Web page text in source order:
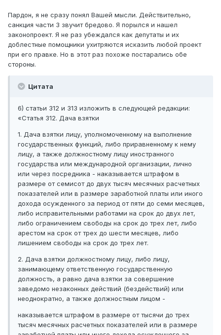
Пардон, я не сразу понял Вашей мысли. Действительно,
санкция части 3 звучит бредово. Я порылся и нашел
законопроект. Я не раз убеждался как депутаты и их
доблестные помощники ухитряются исказить любой проект
при его правке. Но в этот раз похоже постарались обе
стороны.
Цитата
6) статьи 312 и 313 изложить в следующей редакции:
«Статья 312. Дача взятки
1. Дача взятки лицу, уполномоченному на выполнение
государственных функций, либо приравненному к нему
лицу, а также должностному лицу иностранного
государства или международной организации, лично
или через посредника - наказывается штрафом в
размере от семисот до двух тысяч месячных расчетных
показателей или в размере заработной платы или иного
дохода осужденного за период от пяти до семи месяцев,
либо исправительными работами на срок до двух лет,
либо ограничением свободы на срок до трех лет, либо
арестом на срок от трех до шести месяцев, либо
лишением свободы на срок до трех лет.
2. Дача взятки должностному лицу, либо лицу,
занимающему ответственную государственную
должность, а равно дача взятки за совершение
заведомо незаконных действий (бездействий) или
неоднократно, а также должностным лицом -
наказывается штрафом в размере от тысячи до трех
тысяч месячных расчетных показателей или в размере